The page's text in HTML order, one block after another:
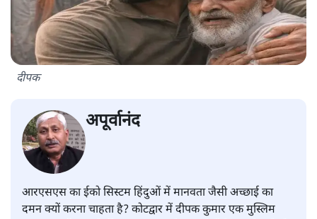
दीपक
अपूर्वानंद
आरएसएस का ईको सिस्टम हिंदुओं में मानवता जैसी अच्छाई का
दमन क्यों करना चाहता है? कोटद्वार में दीपक कुमार एक मुस्लिम